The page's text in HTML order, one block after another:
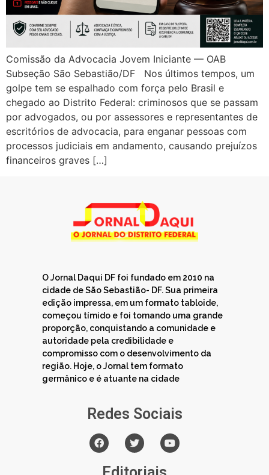
Comissão da Advocacia Jovem Iniciante — OAB
Subseção São Sebastião/DF Nos últimos tempos, um
golpe tem se espalhado com força pelo Brasil e
chegado ao Distrito Federal: criminosos que se passam
por advogados, ou por assessores e representantes de
escritórios de advocacia, para enganar pessoas com
processos judiciais em andamento, causando prejuízos
financeiros graves […]
O Jornal Daqui DF foi fundado em 2010 na
cidade de São Sebastião- DF. Sua primeira
edição impressa, em um formato tabloide,
começou tímido e foi tomando uma grande
proporção, conquistando a comunidade e
autoridade pela credibilidade e
compromisso com o desenvolvimento da
região. Hoje, o Jornal tem formato
germânico e é atuante na cidade
Redes Sociais